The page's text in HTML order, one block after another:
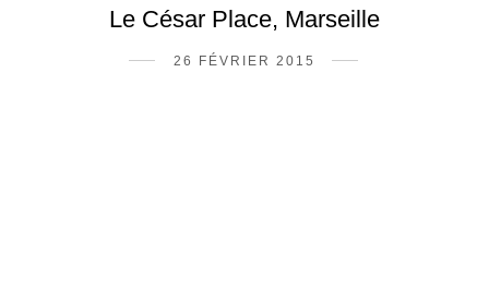
Le César Place, Marseille
26 FÉVRIER 2015